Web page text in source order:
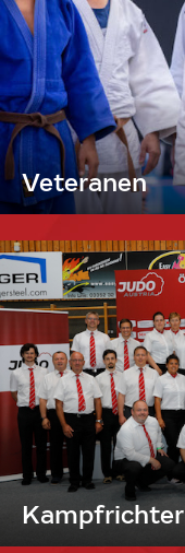
Veteranen
Kampfrichter